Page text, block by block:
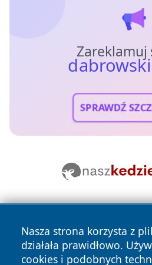
Zareklamuj
SPRAWDŹ
Nasza strona korzysta z
działała prawidłowo.
cookies i podobnych